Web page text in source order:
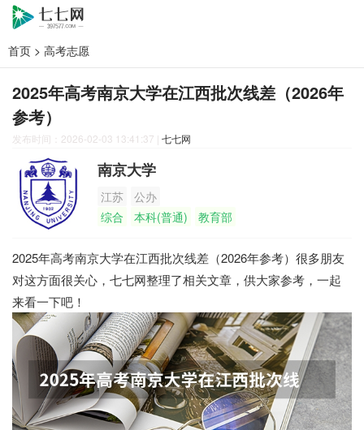
首页 > 高考志愿
2025年高考南京大学在江西批次线差（2026年
参考）
发布时间：2026-02-03 13:41:37 | 七七网
南京大学
江苏
公办
综合
本科(普通) 教育部
2025年高考南京大学在江西批次线差（2026年参考）很多朋友
对这方面很关心，七七网整理了相关文章，供大家参考，一起
来看一下吧！